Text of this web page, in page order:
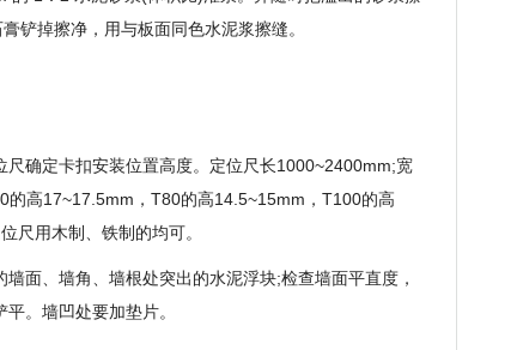
铲掉擦净，用与板面同色水泥浆擦缝。
确定卡扣安装位置高度。定位尺长1000~2400mm;宽
高17~17.5mm，T80的高14.5~15mm，T100的高
尺用木制、铁制的均可。
面、墙角、墙根处突出的水泥浮块;检查墙面平直度，
。墙凹处要加垫片。